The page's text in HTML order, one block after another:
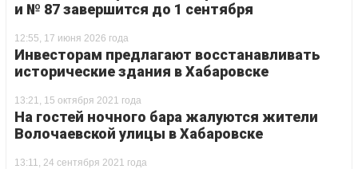
и № 87 завершится до 1 сентября
12:55, 17 июня 2026 года
Инвесторам предлагают восстанавливать
исторические здания в Хабаровске
13:21, 15 октября 2021 года
На гостей ночного бара жалуются жители
Волочаевской улицы в Хабаровске
13:11, 24 сентября 2021 года